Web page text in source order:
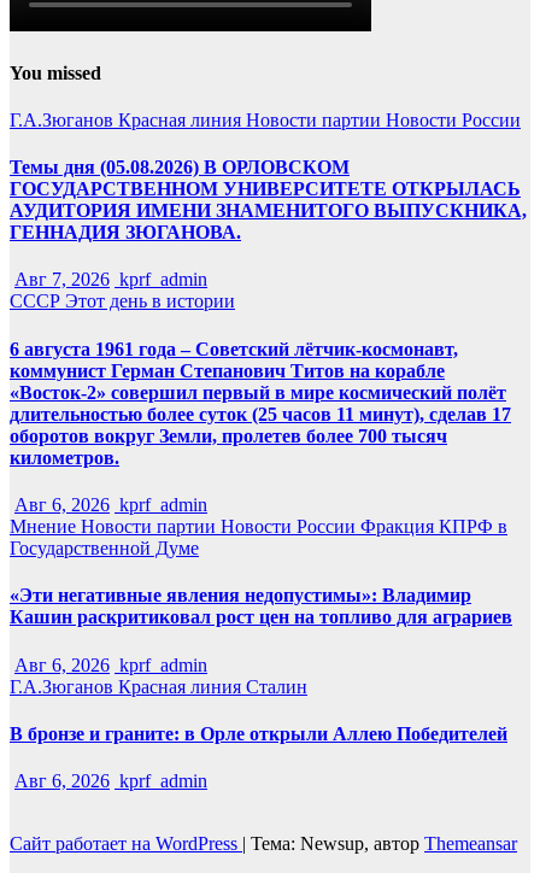
You missed
Г.А.Зюганов Красная линия Новости партии Новости России
Темы дня (05.08.2026) В ОРЛОВСКОМ
ГОСУДАРСТВЕННОМ УНИВЕРСИТЕТЕ ОТКРЫЛАСЬ
АУДИТОРИЯ ИМЕНИ ЗНАМЕНИТОГО ВЫПУСКНИКА,
ГЕННАДИЯ ЗЮГАНОВА.
Авг 7, 2026 kprf_admin
СССР Этот день в истории
6 августа 1961 года – Советский лётчик-космонавт,
коммунист Герман Степанович Титов на корабле
«Восток-2» совершил первый в мире космический полёт
длительностью более суток (25 часов 11 минут), сделав 17
оборотов вокруг Земли, пролетев более 700 тысяч
километров.
Авг 6, 2026 kprf_admin
Мнение Новости партии Новости России Фракция КПРФ в
Государственной Думе
«Эти негативные явления недопустимы»: Владимир
Кашин раскритиковал рост цен на топливо для аграриев
Авг 6, 2026 kprf_admin
Г.А.Зюганов Красная линия Сталин
В бронзе и граните: в Орле открыли Аллею Победителей
Авг 6, 2026 kprf_admin
Сайт работает на WordPress | Тема: Newsup, автор Themeansar